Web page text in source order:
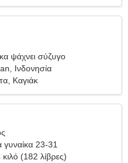
ψάχνει σύζυγο
Ινδονησία
Καγιάκ
γυναίκα 23-31
(182 λίβρες)